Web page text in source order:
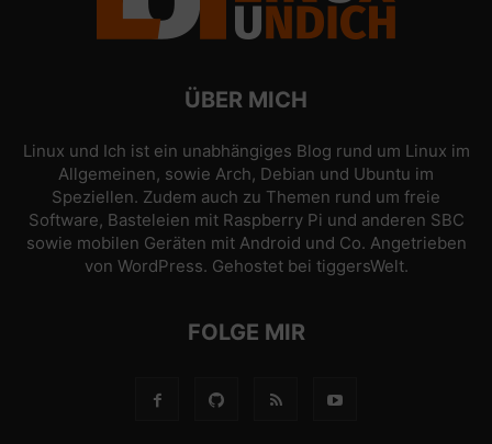
ÜBER MICH
Linux und Ich ist ein unabhängiges Blog rund um Linux im
Allgemeinen, sowie Arch, Debian und Ubuntu im
Speziellen. Zudem auch zu Themen rund um freie
Software, Basteleien mit Raspberry Pi und anderen SBC
sowie mobilen Geräten mit Android und Co. Angetrieben
von WordPress. Gehostet bei tiggersWelt.
FOLGE MIR